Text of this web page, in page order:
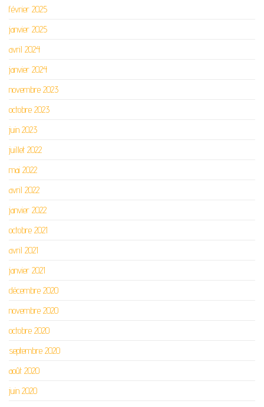
février 2025
janvier 2025
avril 2024
janvier 2024
novembre 2023
octobre 2023
juin 2023
juillet 2022
mai 2022
avril 2022
janvier 2022
octobre 2021
avril 2021
janvier 2021
décembre 2020
novembre 2020
octobre 2020
septembre 2020
août 2020
juin 2020